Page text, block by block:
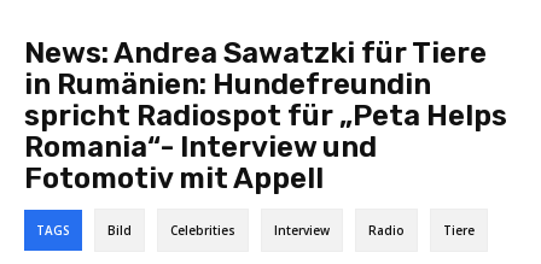
News:Andrea Sawatzki für Tiere
in Rumänien: Hundefreundin
spricht Radiospot für „Peta Helps
Romania“- Interview und
Fotomotiv mit Appell
TAGS Bild Celebrities Interview Radio Tiere